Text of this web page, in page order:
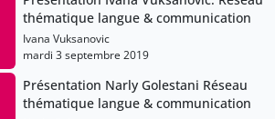
thématique langue & communication
Ivana Vuksanovic
mardi 3 septembre 2019
Présentation Narly Golestani Réseau
thématique langue & communication